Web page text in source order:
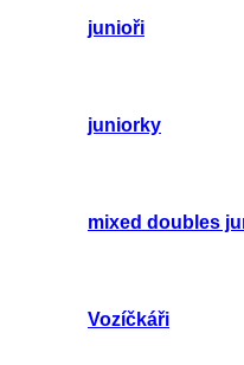
junioři
juniorky
mixed doubles
Vozíčkáři